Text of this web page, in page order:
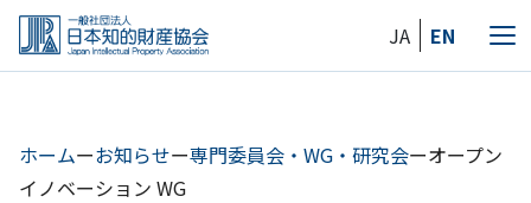
Skip
the
JA EN
メ
ー
ホームーお知らせー専門委員会・WG・研究会ーオープン
イノベーション WG